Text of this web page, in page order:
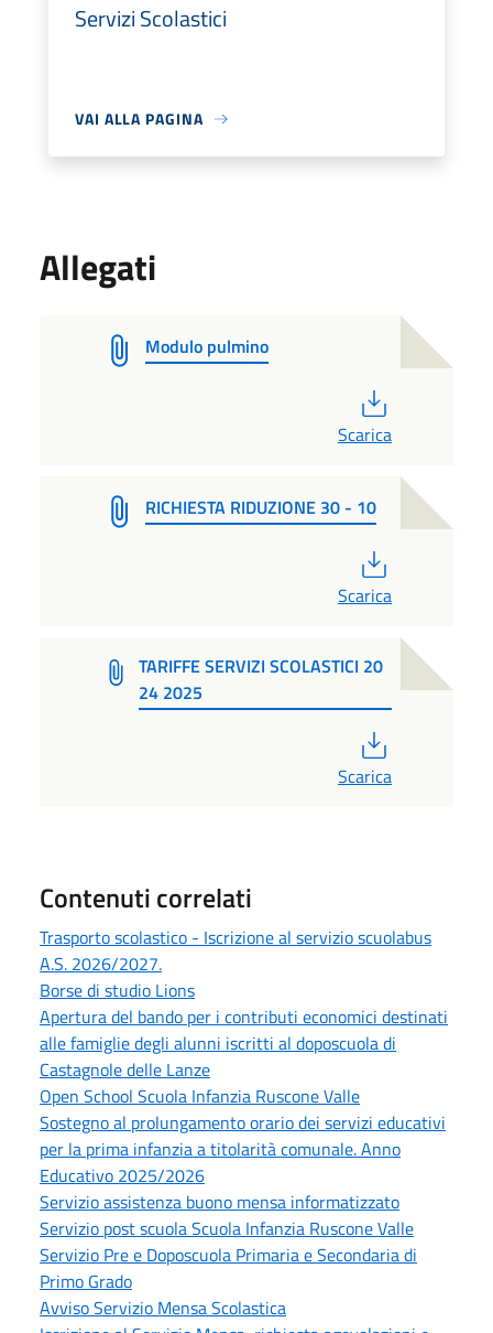
Servizi Scolastici
VAI ALLA PAGINA
Allegati
Modulo pulmino
Scarica
RICHIESTA RIDUZIONE 30 - 10
Scarica
TARIFFE SERVIZI SCOLASTICI 20
24 2025
Scarica
Contenuti correlati
Trasporto scolastico - Iscrizione al servizio scuolabus
A.S. 2026/2027.
Borse di studio Lions
Apertura del bando per i contributi economici destinati
alle famiglie degli alunni iscritti al doposcuola di
Castagnole delle Lanze
Open School Scuola Infanzia Ruscone Valle
Sostegno al prolungamento orario dei servizi educativi
per la prima infanzia a titolarità comunale. Anno
Educativo 2025/2026
Servizio assistenza buono mensa informatizzato
Servizio post scuola Scuola Infanzia Ruscone Valle
Servizio Pre e Doposcuola Primaria e Secondaria di
Primo Grado
Avviso Servizio Mensa Scolastica